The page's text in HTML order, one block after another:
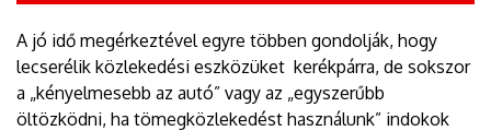
A jó idő megérkeztével egyre többen gondolják, hogy
lecserélik közlekedési eszközüket kerékpárra, de sokszor
a „kényelmesebb az autó” vagy az „egyszerűbb
öltözködni, ha tömegközlekedést használunk” indokok